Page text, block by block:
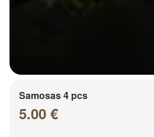
Samosas 4 pcs
5.00 €